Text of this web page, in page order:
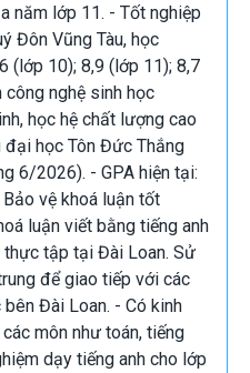
năm lớp 11. - Tốt nghiệp
Đôn Vũng Tàu, học
(lớp 10); 8,9 (lớp 11); 8,7
công nghệ sinh học
học hệ chất lượng cao
đại học Tôn Đức Thắng
6/2026). - GPA hiện tại:
vệ khoá luận tốt
luận viết bằng tiếng anh
tập tại Đài Loan. Sử
để giao tiếp với các
Đài Loan. - Có kinh
môn như toán, tiếng
dạy tiếng anh cho lớp